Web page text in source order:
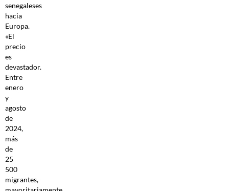
senegaleses
hacia
Europa.
«El
precio
es
devastador.
Entre
enero
y
agosto
de
2024,
más
de
25
500
migrantes,